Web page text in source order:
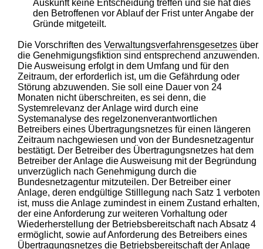
Auskunft keine Entscheidung treffen und sie hat dies
den Betroffenen vor Ablauf der Frist unter Angabe der
Gründe mitgeteilt.
Die Vorschriften desVerwaltungsverfahrensgesetzes über
die Genehmigungsfiktion sind entsprechend anzuwenden.
Die Ausweisung erfolgt in dem Umfang und für den
Zeitraum, der erforderlich ist, um die Gefährdung oder
Störung abzuwenden. Sie soll eine Dauer von 24
Monaten nicht überschreiten, es sei denn, die
Systemrelevanz der Anlage wird durch eine
Systemanalyse des regelzonenverantwortlichen
Betreibers eines Übertragungsnetzes für einen längeren
Zeitraum nachgewiesen und von der Bundesnetzagentur
bestätigt. Der Betreiber des Übertragungsnetzes hat dem
Betreiber der Anlage die Ausweisung mit der Begründung
unverzüglich nach Genehmigung durch die
Bundesnetzagentur mitzuteilen. Der Betreiber einer
Anlage, deren endgültige Stilllegung nach Satz 1 verboten
ist, muss die Anlage zumindest in einem Zustand erhalten,
der eine Anforderung zur weiteren Vorhaltung oder
Wiederherstellung der Betriebsbereitschaft nach Absatz 4
ermöglicht, sowie auf Anforderung des Betreibers eines
Übertragungsnetzes die Betriebsbereitschaft der Anlage